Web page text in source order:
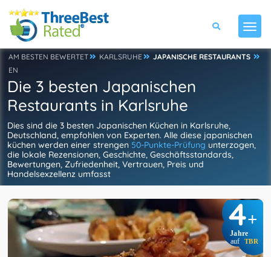
AM BESTEN BEWERTET KARLSRUHE
JAPANISCHE RESTAURANTS
EN
Die 3 besten Japanischen
Restaurants in Karlsruhe
Dies sind die 3 besten Japanischen Küchen in Karlsruhe,
Deutschland, empfohlen von Experten. Alle diese japanischen
küchen werden einer strengen 50-Punkte-Prüfung unterzogen,
die lokale Rezensionen, Geschichte, Geschäftsstandards,
Bewertungen, Zufriedenheit, Vertrauen, Preis und
Handelsexzellenz umfasst
4+
Jahre
auf TBR